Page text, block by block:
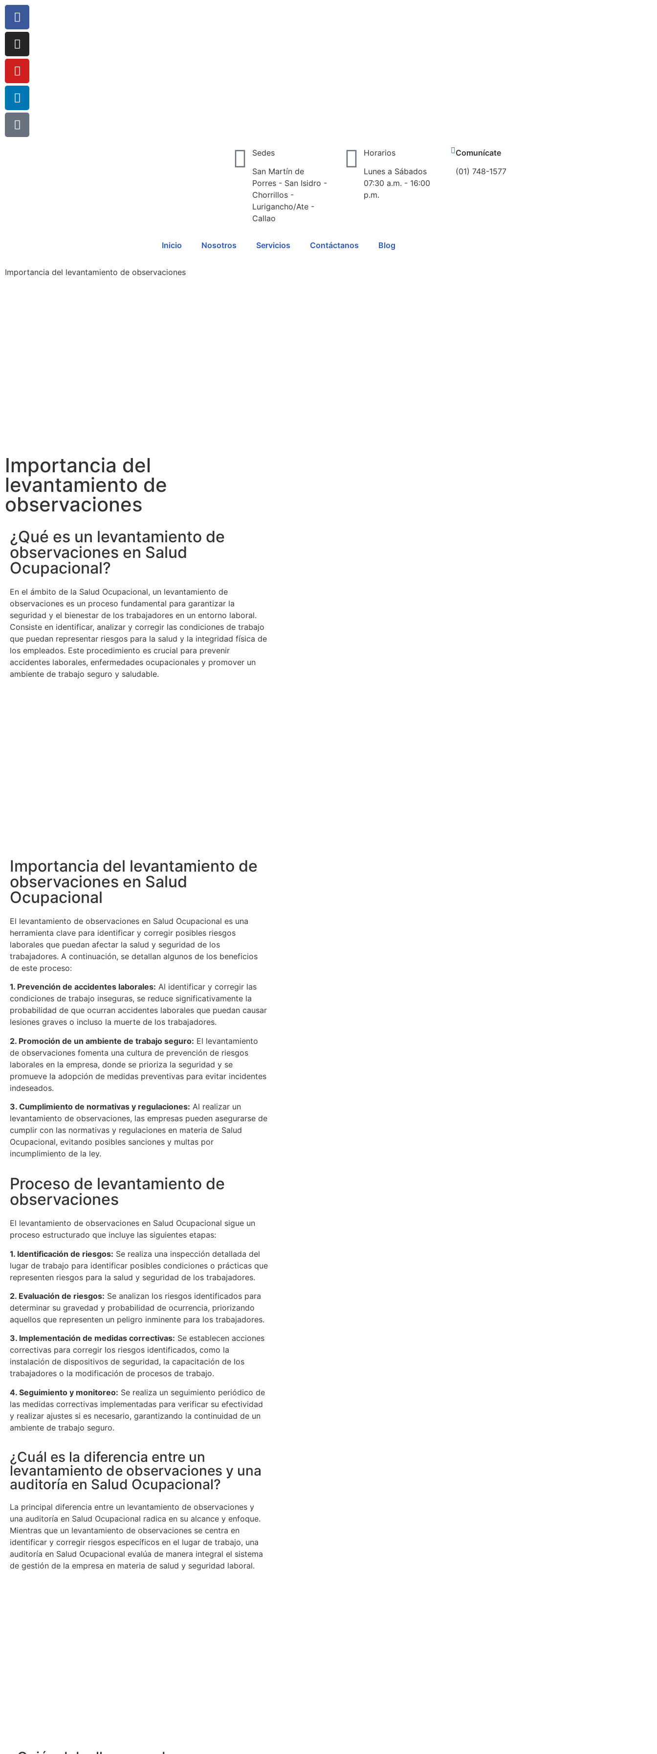
Sedes
San Martín de
Porres - San Isidro -
Chorrillos -
Lurigancho/Ate -
Callao
Horarios
Lunes a Sábados
07:30 a.m. - 16:00
p.m.
Comunícate
(01) 748-1577
Inicio Nosotros Servicios Contáctanos Blog
Importancia del levantamiento de observaciones
Importancia del
levantamiento de
observaciones
¿Qué es un levantamiento de
observaciones en Salud
Ocupacional?
En el ámbito de la Salud Ocupacional, un levantamiento de
observaciones es un proceso fundamental para garantizar la
seguridad y el bienestar de los trabajadores en un entorno laboral.
Consiste en identificar, analizar y corregir las condiciones de trabajo
que puedan representar riesgos para la salud y la integridad física de
los empleados. Este procedimiento es crucial para prevenir
accidentes laborales, enfermedades ocupacionales y promover un
ambiente de trabajo seguro y saludable.
Importancia del levantamiento de
observaciones en Salud
Ocupacional
El levantamiento de observaciones en Salud Ocupacional es una
herramienta clave para identificar y corregir posibles riesgos
laborales que puedan afectar la salud y seguridad de los
trabajadores. A continuación, se detallan algunos de los beneficios
de este proceso:
1. Prevención de accidentes laborales: Al identificar y corregir las
condiciones de trabajo inseguras, se reduce significativamente la
probabilidad de que ocurran accidentes laborales que puedan causar
lesiones graves o incluso la muerte de los trabajadores.
2. Promoción de un ambiente de trabajo seguro: El levantamiento
de observaciones fomenta una cultura de prevención de riesgos
laborales en la empresa, donde se prioriza la seguridad y se
promueve la adopción de medidas preventivas para evitar incidentes
indeseados.
3. Cumplimiento de normativas y regulaciones: Al realizar un
levantamiento de observaciones, las empresas pueden asegurarse de
cumplir con las normativas y regulaciones en materia de Salud
Ocupacional, evitando posibles sanciones y multas por
incumplimiento de la ley.
Proceso de levantamiento de
observaciones
El levantamiento de observaciones en Salud Ocupacional sigue un
proceso estructurado que incluye las siguientes etapas:
1. Identificación de riesgos: Se realiza una inspección detallada del
lugar de trabajo para identificar posibles condiciones o prácticas que
representen riesgos para la salud y seguridad de los trabajadores.
2. Evaluación de riesgos: Se analizan los riesgos identificados para
determinar su gravedad y probabilidad de ocurrencia, priorizando
aquellos que representen un peligro inminente para los trabajadores.
3. Implementación de medidas correctivas: Se establecen acciones
correctivas para corregir los riesgos identificados, como la
instalación de dispositivos de seguridad, la capacitación de los
trabajadores o la modificación de procesos de trabajo.
4. Seguimiento y monitoreo: Se realiza un seguimiento periódico de
las medidas correctivas implementadas para verificar su efectividad
y realizar ajustes si es necesario, garantizando la continuidad de un
ambiente de trabajo seguro.
¿Cuál es la diferencia entre un
levantamiento de observaciones y una
auditoría en Salud Ocupacional?
La principal diferencia entre un levantamiento de observaciones y
una auditoría en Salud Ocupacional radica en su alcance y enfoque.
Mientras que un levantamiento de observaciones se centra en
identificar y corregir riesgos específicos en el lugar de trabajo, una
auditoría en Salud Ocupacional evalúa de manera integral el sistema
de gestión de la empresa en materia de salud y seguridad laboral.